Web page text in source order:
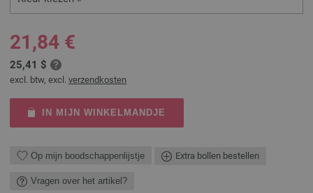
21,84 €
25,41 $
excl. btw, excl. verzendkosten
IN MIJN WINKELMANDJE
Op mijn boodschappenlijstje Extra bollen bestellen
Vragen over het artikel?